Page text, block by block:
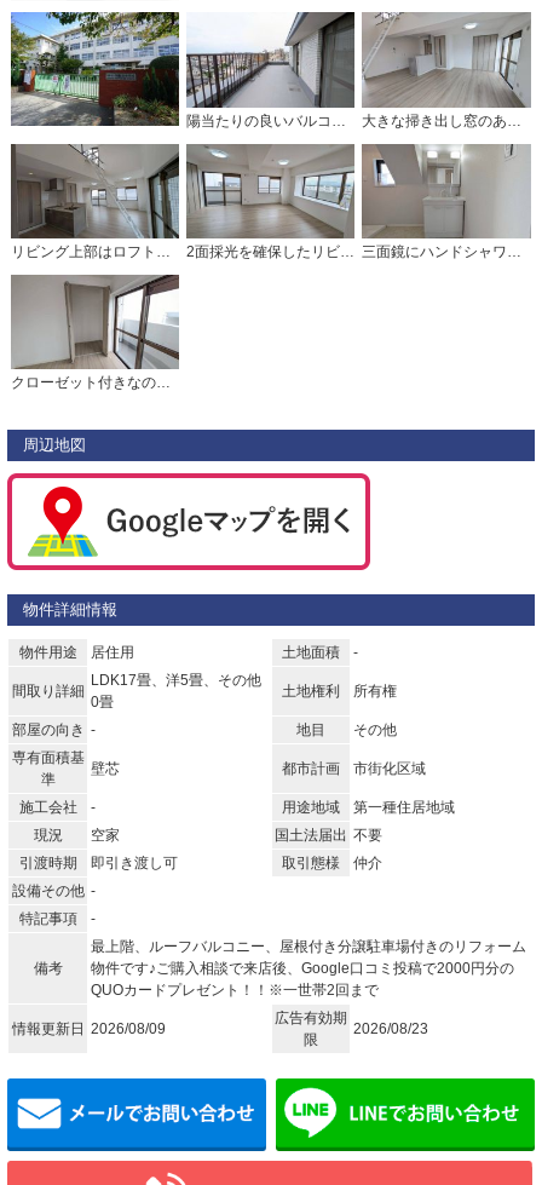
リビング上部はロフトとなっており、収納はもちろん、開放感あふれるおしゃれな空間です。家具選びが楽しみになりますね＾＾ 2面採光を確保したリビングは、陽光あふれる明るい空間です。ゆったり寛げる憩いの場となりそうです＾＾ 三面鏡にハンドシャワー付きで使いやすい洗面台です＾＾鏡裏と洗面ボウル下に収納付きの洗面台なので、整理整頓ができスッキリと使えます＾＾
クローゼット付きなので、すっきりと整理整頓でき気持ちよく過ごせますね＾＾
周辺地図
物件詳細情報
物件用途 居住用 土地面積 -
間取り詳細
LDK17畳、洋5畳、その他
0畳
土地権利 所有権
部屋の向き - 地目
その他
専有面積基
準
壁芯 都市計画 市街化区域
施工会社 - 用途地域
第一種住居地域
現況
空家 国土法届出 不要
引渡時期
即引き渡し可 取引態様
仲介
設備その他 -
特記事項
-
備考
最上階、ルーフバルコニー、屋根付き分譲駐車場付きのリフォーム
物件です♪ご購入相談で来店後、Google口コミ投稿で2000円分の
QUOカードプレゼント！！※一世帯2回まで
情報更新日 2026/08/09
広告有効期
限
2026/08/23
メールでお問い合わせ